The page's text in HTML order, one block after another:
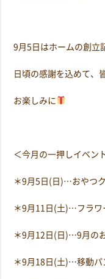
9月5日はホームの創立
日頃の感謝を込めて、
お楽しみに
＜今月の一押しイベン
＊9月5日(日)…おやつ
＊9月11日(土)…フラワ
＊9月12日(日)…9月の
＊9月18日(土)…移動パ